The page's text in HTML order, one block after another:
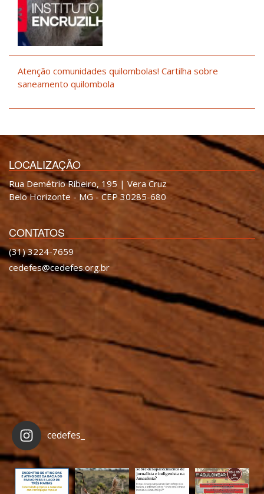
Atenção comunidades quilombolas! Cartilha sobre
saneamento quilombola
LOCALIZAÇÃO
Rua Demétrio Ribeiro, 195 | Vera Cruz
Belo Horizonte - MG - CEP 30285-680
CONTATOS
(31) 3224-7659
cedefes@cedefes.org.br
cedefes_